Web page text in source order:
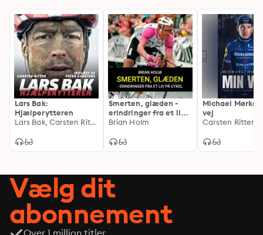
Lars Bak:
Hjælperytteren
Lars Bak, Carsten Ritter
Smerten, glæden -
erindringer fra et liv
på cykel
Brian Holm
Michael Mørkøv
vej
Vælg dit
abonnement
Over 1 million titler